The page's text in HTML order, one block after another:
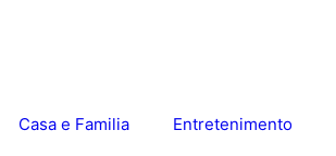
Casa e Familia Entretenimento